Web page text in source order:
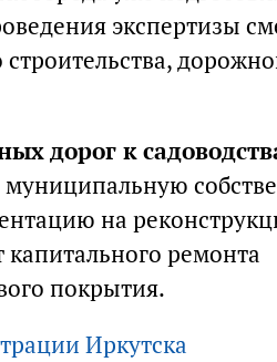
экспертизы
дорог к
на
капитального ремонта
покрытия.
Иркутска